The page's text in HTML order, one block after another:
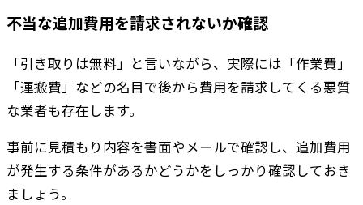
不当な追加費用を請求されないか確認
「引き取りは無料」と言いながら、実際には「作業費」
「運搬費」などの名目で後から費用を請求してくる悪質
な業者も存在します。
事前に見積もり内容を書面やメールで確認し、追加費用
が発生する条件があるかどうかをしっかり確認しておき
ましょう。